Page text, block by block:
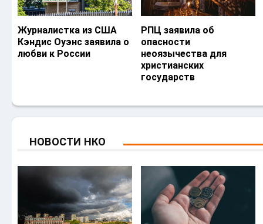
Журналистка из США
Кэндис Оуэнс заявила о
любви к России
РПЦ заявила об
опасности
неоязычества для
христианских
государств
НОВОСТИ НКО